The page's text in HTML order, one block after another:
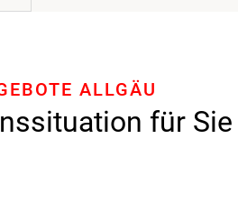
für Sie
ALLGÄU